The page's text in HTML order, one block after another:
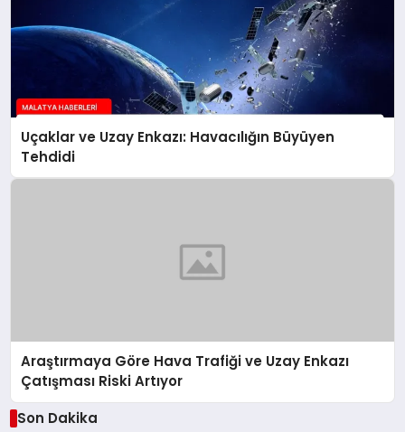
Uçaklar ve Uzay Enkazı: Havacılığın Büyüyen
Tehdidi
Araştırmaya Göre Hava Trafiği ve Uzay Enkazı
Çatışması Riski Artıyor
Son Dakika